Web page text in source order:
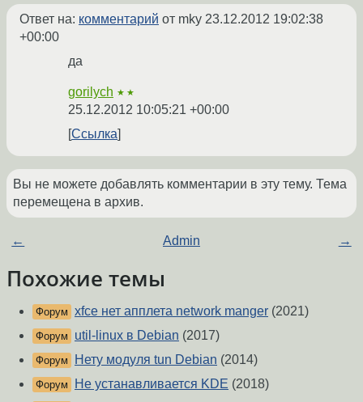
Ответ на: комментарий от mky 23.12.2012 19:02:38
+00:00
да
gorilych ★★
25.12.2012 10:05:21 +00:00
Ссылка
Вы не можете добавлять комментарии в эту тему. Тема
перемещена в архив.
← Admin →
Похожие темы
Форум xfce нет апплета network manger (2021)
Форум util-linux в Debian (2017)
Форум Нету модуля tun Debian (2014)
Форум Не устанавливается KDE (2018)